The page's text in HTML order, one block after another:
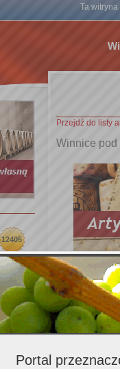
Ta
12405
Przejdź do listy
Winnice
Dean
którego
puch
Portal